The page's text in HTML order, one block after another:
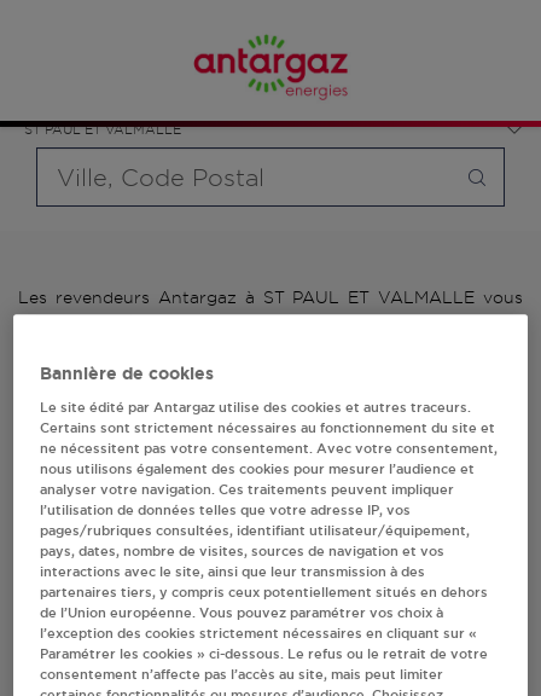
ST PAUL ET VALMALLE
bouteille souhaité et le type de point de vente (revendeur /
distributeur automatique de bouteilles de gaz ou station GPL
carburant)
Les revendeurs Antargaz à ST PAUL ET VALMALLE vous
proposent plus de 700 stations-services ainsi que des
des revendeurs Antargaz à ST PAUL ET VALMALLE,
distributeurs de bouteilles de gaz.
1 revendeur(s) Antargaz
à ST PAUL ET VALMALLE
Villes
AUX FOURNEAUX ST PAUL ET VALMALLE
Bannière de cookies
Le site édité par Antargaz utilise des cookies et autres traceurs.
Certains sont strictement nécessaires au fonctionnement du site et
ne nécessitent pas votre consentement. Avec votre consentement,
nous utilisons également des cookies pour mesurer l’audience et
analyser votre navigation. Ces traitements peuvent impliquer
l’utilisation de données telles que votre adresse IP, vos
pages/rubriques consultées, identifiant utilisateur/équipement,
pays, dates, nombre de visites, sources de navigation et vos
interactions avec le site, ainsi que leur transmission à des
partenaires tiers, y compris ceux potentiellement situés en dehors
de l’Union européenne. Vous pouvez paramétrer vos choix à
l’exception des cookies strictement nécessaires en cliquant sur «
Paramétrer les cookies » ci-dessous. Le refus ou le retrait de votre
consentement n’affecte pas l’accès au site, mais peut limiter